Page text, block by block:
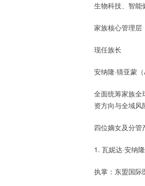
生物科技、智能
家族核心管理层
现任族长
安纳隆·猜亚蒙
全面统筹家族全
资方向与全域风
四位嫡女及分管
1. 瓦妮达·安纳
执掌：东盟国际